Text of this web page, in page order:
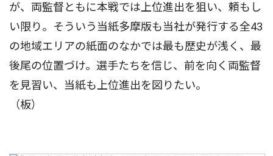
が、両監督ともに本戦では上位進出を狙い、頼もし
い限り。そういう当紙多摩版も当社が発行する全43
の地域エリアの紙面のなかでは最も歴史が浅く、最
後尾の位置づけ。選手たちを信じ、前を向く両監督
を見習い、当紙も上位進出を図りたい。
（板）